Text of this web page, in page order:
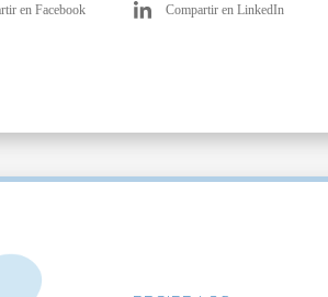
en Facebook Compartir en LinkedIn